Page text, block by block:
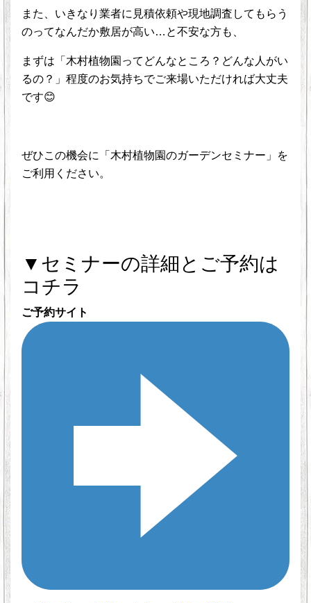
また、いきなり業者に見積依頼や現地調査してもらう
のってなんだか敷居が高い…と不安な方も、
まずは「木村植物園ってどんなところ？どんな人がい
るの？」程度のお気持ちでご来場いただければ大丈夫
です😊
ぜひこの機会に「木村植物園のガーデンセミナー」を
ご利用ください。
▼セミナーの詳細とご予約は
コチラ
ご予約サイト